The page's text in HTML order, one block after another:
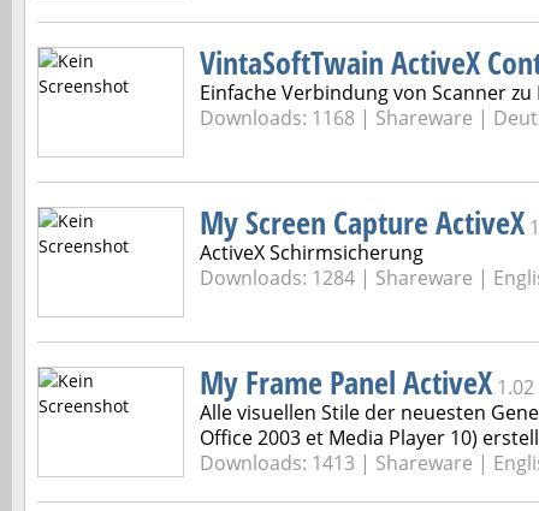
VintaSoftTwain ActiveX
Einfache Verbindung von Scanner
Downloads: 1168 | Shareware |
My Screen Capture ActiveX
ActiveX Schirmsicherung
Downloads: 1284 | Shareware |
My Frame Panel ActiveX 1.02
Alle visuellen Stile der neuesten
Office 2003 et Media Player 10)
Downloads: 1413 | Shareware |